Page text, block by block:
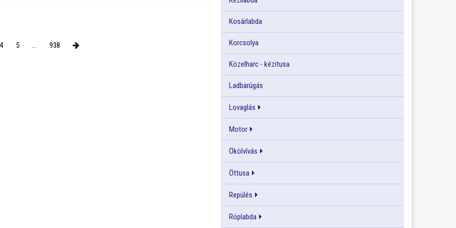
4 5 ... 938
Kosárlabda
Korcsolya
Közelharc - kézitusa
Ladbarúgás
Lovaglás
Motor
Ökölvívás
Öttusa
Repülés
Röplabda